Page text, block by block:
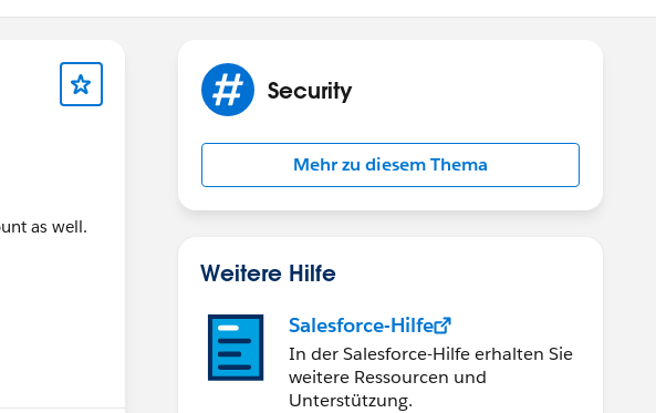
as well.
Security
Mehr zu diesem Thema
Weitere Hilfe
Salesforce-Hilfe
In der Salesforce-Hilfe erhalten Sie
weitere Ressourcen und
Unterstützung.